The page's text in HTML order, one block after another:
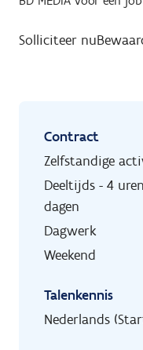
Solliciteer nu
Contract
Zelfstandige
Deeltijds - 4
dagen
Dagwerk
Weekend
Talenkennis
Nederlands